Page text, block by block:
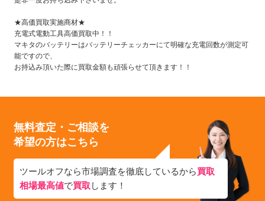
★高価買取実施商材★
充電式電動工具高価買取中！！
マキタのバッテリーはバッテリーチェッカーにて明確な充電回数が測定可
能ですので、
お持込み頂いた際に買取金額も頑張らせて頂きます！！
無料査定・ご相談を
希望の方はこちら
ツールオフなら市場調査を徹底しているから買取
相場最高値で買取 します！